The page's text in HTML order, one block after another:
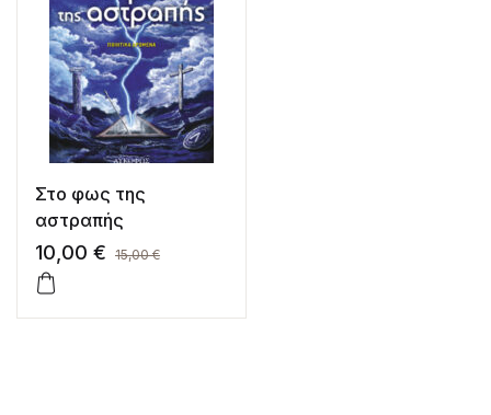
Στο φως της
αστραπής
10,00 € 15,00€